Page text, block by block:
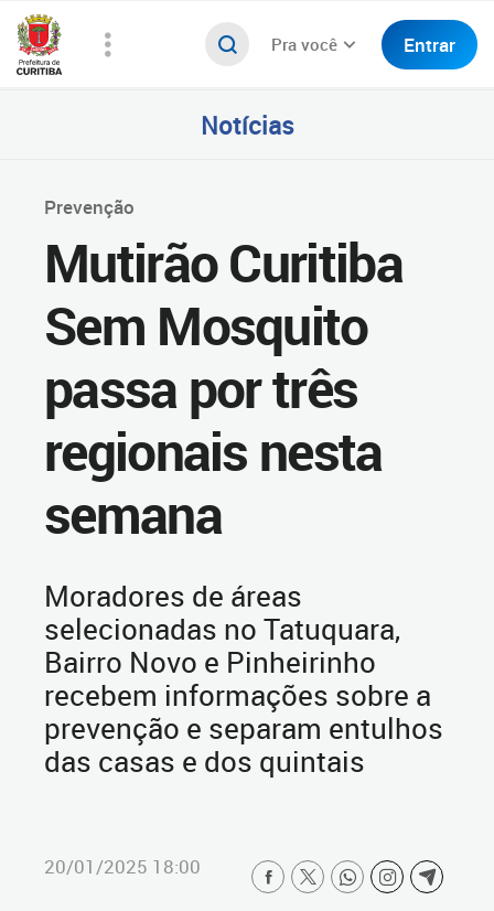
Pra você Entrar
Notícias
Prevenção
Mutirão Curitiba
Sem Mosquito
passa por três
regionais nesta
semana
Moradores de áreas
selecionadas no Tatuquara,
Bairro Novo e Pinheirinho
recebem informações sobre a
prevenção e separam entulhos
das casas e dos quintais
20/01/2025 18:00